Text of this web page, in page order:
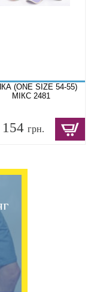
(ONE SIZE 54-55)
МІКС 2481
154грн.